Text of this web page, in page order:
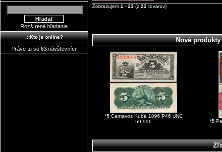
Rozšírené hľadanie
.::Kto je online?
Práve tu sú 63 návštevníci
Zobrazujem 1 - 23 (z 23 tovarov)
Nové produkty
*5 Centavos Kuba 1896 P46 UNC
59.99€
*5